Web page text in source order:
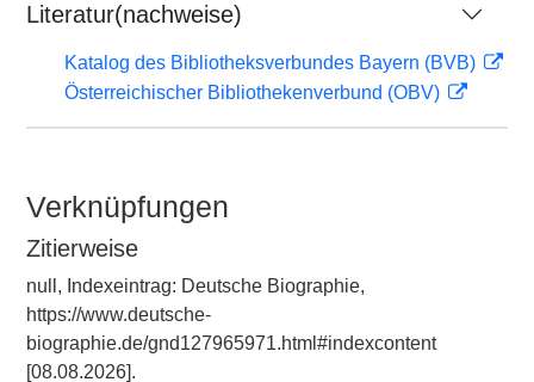
Literatur(nachweise)
Katalog des Bibliotheksverbundes Bayern (BVB)
Österreichischer Bibliothekenverbund (OBV)
Verknüpfungen
Zitierweise
null, Indexeintrag: Deutsche Biographie,
https://www.deutsche-
biographie.de/gnd127965971.html#indexcontent
[08.08.2026].